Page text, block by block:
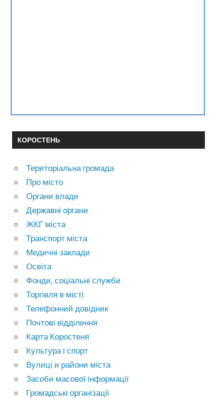
КОРОСТЕНЬ
Територіальна громада
Про місто
Органи влади
Державні органи
ЖКГ міста
Транспорт міста
Медичні заклади
Освіта
Фонди, соціальні служби
Торгівля в місті
Телефонний довідник
Почтові відділення
Карта Коростеня
Культура і спорт
Вулиці и райони міста
Засоби масової інформації
Громадські організації